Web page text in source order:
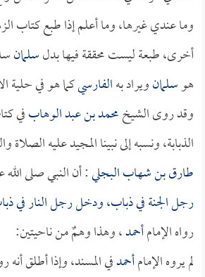
وما عندي غيرها، وما أعلم إذا طبع كتاب
أخرى، طبعة ليست محققة فيها بدلسلمان
هوسلمانويراد بهالفارسيكما هو في حلية
وقد روى الشيخمحمد بن عبد الوهابفي
الذبابة، ونسبه إلى نبينا المجيد عليه
طارق بن شهاب البجلي: أن النبي صلى
رجل الجنة في ذباب، ودخل رجل النار في
رواه الإمامأحمد، وهذا وهمٌ من ناحيتين:
لم يروه الإمامأحمدفي المسند، وإذا أطلق أنه